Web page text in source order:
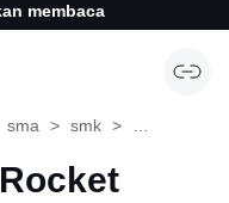
membaca
sma smk